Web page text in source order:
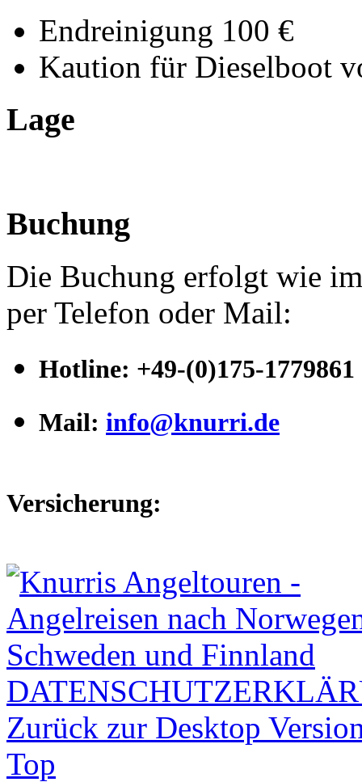
Endreinigung 100 €
Kaution für Dieselboot
Lage
Buchung
Die Buchung erfolgt wie
per Telefon oder Mail:
Hotline: +49-(0)175-1779861
Mail: info@knurri.de
Versicherung:
Zurück zur Desktop
Top